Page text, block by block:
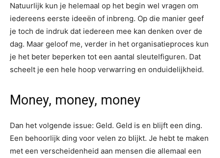
Natuurlijk kun je helemaal op het begin wel vragen om
iedereens eerste ideeën of inbreng. Op die manier geef
je toch de indruk dat iedereen mee kan denken over de
dag. Maar geloof me, verder in het organisatieproces kun
je het beter beperken tot een aantal sleutelfiguren. Dat
scheelt je een hele hoop verwarring en onduidelijkheid.
Money, money, money
Dan het volgende issue: Geld. Geld is en blijft een ding.
Een behoorlijk ding voor velen zo blijkt. Je hebt te maken
met een verscheidenheid aan mensen die allemaal een